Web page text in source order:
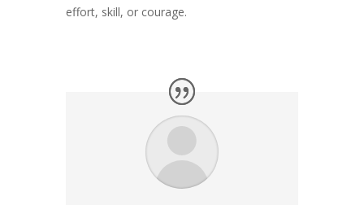
effort, skill, or courage.